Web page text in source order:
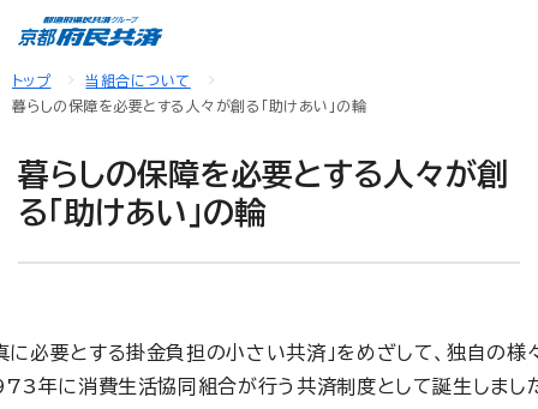
トップ
当組合について
暮らしの保障を必要とする人々が創る「助けあい」の輪
暮らしの保障を必要とする人々が創
る「助けあい」の輪
に必要とする掛金負担の小さい共済」をめざして、独自の様
年に消費生活協同組合が行う共済制度として誕生しまし